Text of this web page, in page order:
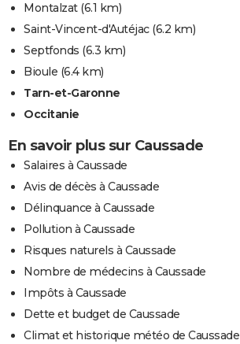
Montalzat(6.1 km)
Saint-Vincent-d'Autéjac(6.2 km)
Septfonds (6.3 km)
Bioule (6.4 km)
Tarn-et-Garonne
Occitanie
En savoir plus sur Caussade
Salaires à Caussade
Avis de décès à Caussade
Délinquance à Caussade
Pollution à Caussade
Risques naturels à Caussade
Nombre de médecins à Caussade
Impôts à Caussade
Dette et budget de Caussade
Climat et historique météo de Caussade